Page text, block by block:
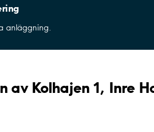
anläggning.
av Kolhajen 1, Inre